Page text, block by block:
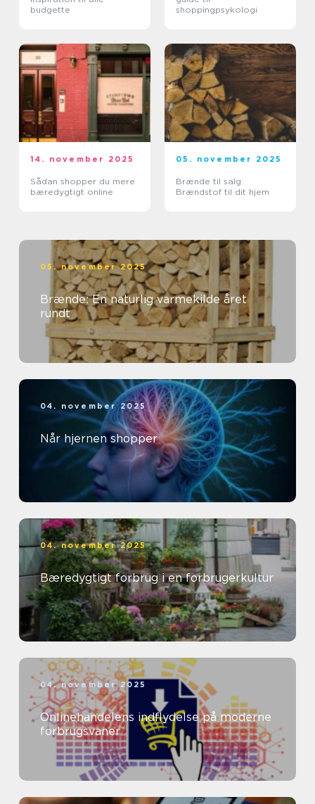
budgette
shoppingpsykologi
14. november 2025
Sådan shopper du mere
bæredygtigt online
05. november 2025
Brænde til salg:
Brændstof til dit hjem
05. november 2025
Brænde: En naturlig varmekilde året
rundt
04. november 2025
Når hjernen shopper
04. november 2025
Bæredygtigt forbrug i en forbrugerkultur
04. november 2025
Onlinehandelens indflydelse på moderne
forbrugsvaner